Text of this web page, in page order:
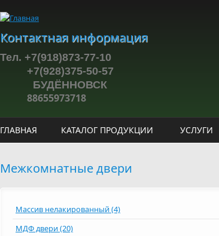
Контактная информация
Тел. +7(918)873-77-10
+7(928)375-50-57
БУДЁННОВСК
88655973718
ГЛАВНАЯ КАТАЛОГ ПРОДУКЦИИ УСЛУГИ
Межкомнатные двери
Массив нелакированный (4)
МДФ двери (20)